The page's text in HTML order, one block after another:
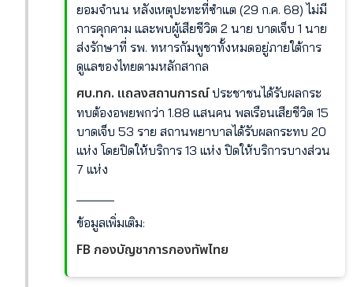
ยอมจำนน หลังเหตุปะทะที่ซำแต (29 ก.ค. 68) ไม่มี
การคุกคาม และพบผู้เสียชีวิต 2 นาย บาดเจ็บ 1 นาย
ส่งรักษาที่ รพ. ทหารกัมพูชาทั้งหมดอยู่ภายใต้การ
ดูแลของไทยตามหลักสากล
ศบ.ทก. แถลงสถานการณ์ประชาชนได้รับผลกระ
ทบต้องอพยพกว่า 1.88 แสนคน พลเรือนเสียชีวิต 15
บาดเจ็บ 53 ราย สถานพยาบาลได้รับผลกระทบ 20
แห่ง โดยปิดให้บริการ 13 แห่ง ปิดให้บริการบางส่วน
7 แห่ง
ข้อมูลเพิ่มเติม:
FB กองบัญชาการกองทัพไทย